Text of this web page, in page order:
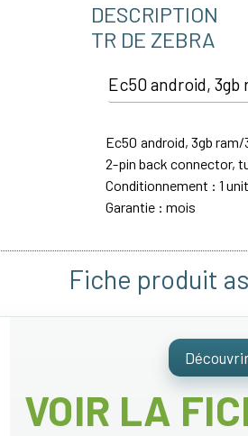
TR DE ZEBRA
Ec50 android, 3gb
Ec50 android, 3gb
2-pin back connector,
Conditionnement : 1
Garantie : mois
Fiche produit
VOIR LA